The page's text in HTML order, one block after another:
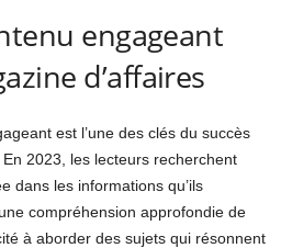
engageant
d’affaires
est l’une des clés du succès
2023, les lecteurs recherchent
dans les informations qu’ils
compréhension approfondie de
à aborder des sujets qui résonnent